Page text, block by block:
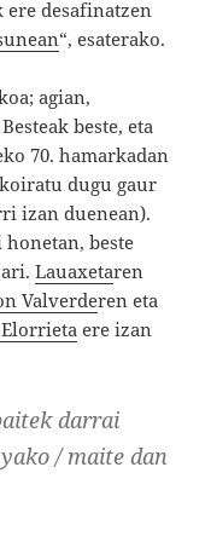
desafinatzen
“, esaterako.
agian,
beste, eta
70. hamarkadan
dugu gaur
izan duenean).
beste
Lauaxetaren
Valverderen eta
ere izan
darrai
/ maite dan